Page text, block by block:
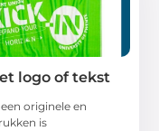
logo of tekst
originele en
is